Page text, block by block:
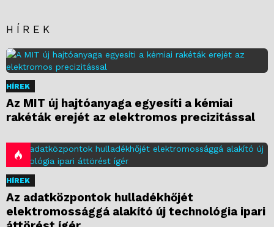
HÍREK
HÍREK
Az MIT új hajtóanyaga egyesíti a kémiai
rakéták erejét az elektromos precizitással
HÍREK
Az adatközpontok hulladékhőjét
elektromossággá alakító új technológia ipari